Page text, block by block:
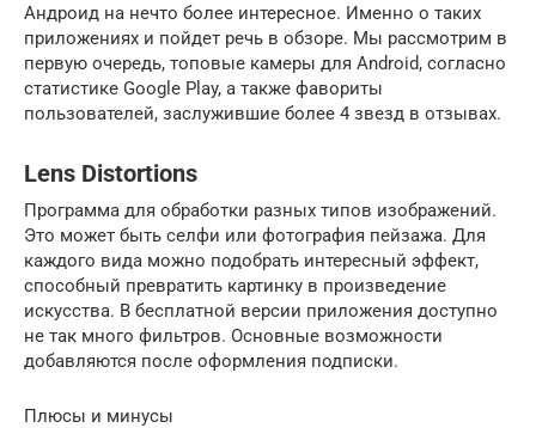
Андроид на нечто более интересное. Именно о таких
приложениях и пойдет речь в обзоре. Мы рассмотрим в
первую очередь, топовые камеры для Android, согласно
статистике Google Play, а также фавориты
пользователей, заслужившие более 4 звезд в отзывах.
Lens Distortions
Программа для обработки разных типов изображений.
Это может быть селфи или фотография пейзажа. Для
каждого вида можно подобрать интересный эффект,
способный превратить картинку в произведение
искусства. В бесплатной версии приложения доступно
не так много фильтров. Основные возможности
добавляются после оформления подписки.
Плюсы и минусы